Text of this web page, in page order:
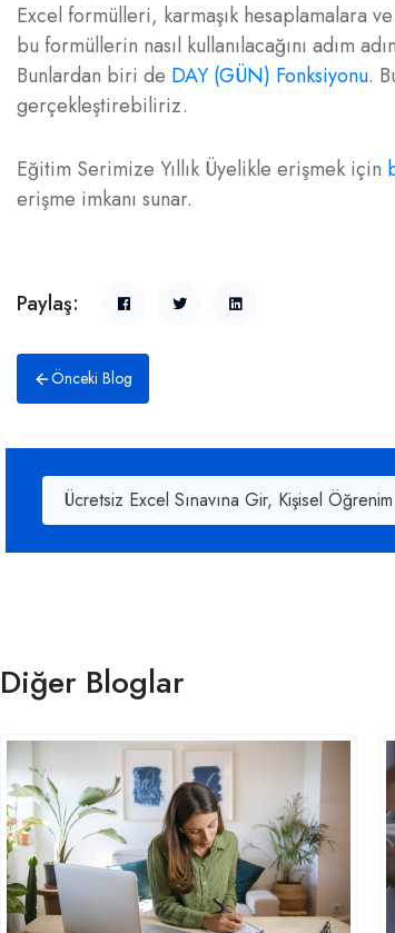
Excel formülleri, karmaşık hesaplamalara
bu formüllerin nasıl kullanılacağını adım
Bunlardan biri de DAY (GÜN) Fonksiyonu.
gerçekleştirebiliriz.
Eğitim Serimize Yıllık Üyelikle erişmek için
erişme imkanı sunar.
Paylaş:
Önceki Blog
Ücretsiz Excel Sınavına Gir, Kişisel
Diğer Bloglar